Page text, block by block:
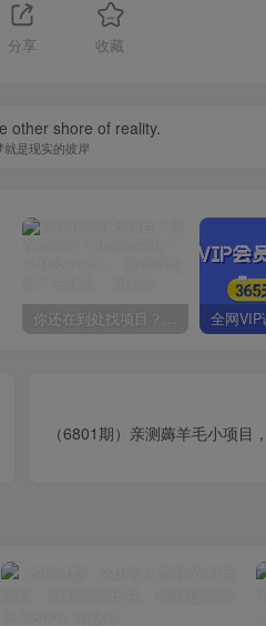
分享 收藏
other shore of reality.
就是现实的彼岸
你还在到处找项目？还在当韭菜？我靠卖项目一个月收入5万+，曾经我也是个失败者。
（6801期）亲测薅羊毛小项目